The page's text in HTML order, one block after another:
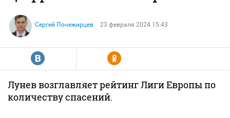
Сергей Почежирцев 23 февраля 2024 15:43
R Y
Лунев возглавляет рейтинг Лиги Европы по
количеству спасений.